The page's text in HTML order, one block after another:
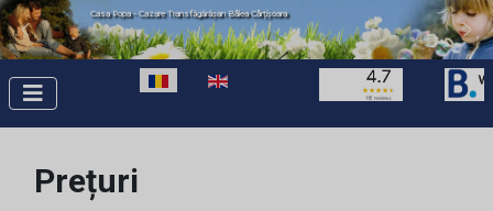
Casa Popa - Cazare Transfăgărășan Bâlea Cârțișoara
Selectați limba dvs
Prețuri